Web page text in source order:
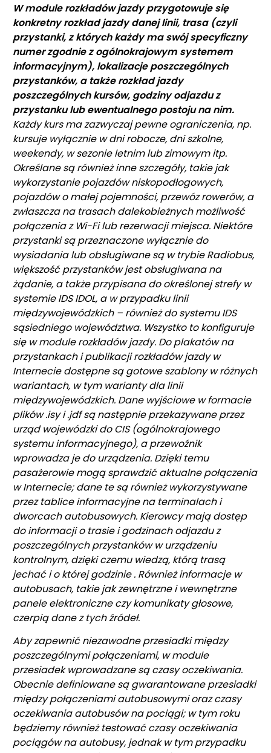
W module rozkładów jazdy przygotowuje się
konkretny rozkład jazdy danej linii, trasa (czyli
przystanki, z których każdy ma swój specyficzny
numer zgodnie z ogólnokrajowym systemem
informacyjnym), lokalizacje poszczególnych
przystanków, a także rozkład jazdy
poszczególnych kursów, godziny odjazdu z
przystanku lub ewentualnego postoju na nim.
Każdy kurs ma zazwyczaj pewne ograniczenia, np.
kursuje wyłącznie w dni robocze, dni szkolne,
weekendy, w sezonie letnim lub zimowym itp.
Określane są również inne szczegóły, takie jak
wykorzystanie pojazdów niskopodłogowych,
pojazdów o małej pojemności, przewóz rowerów, a
zwłaszcza na trasach dalekobieżnych możliwość
połączenia z Wi-Fi lub rezerwacji miejsca. Niektóre
przystanki są przeznaczone wyłącznie do
wysiadania lub obsługiwane są w trybie Radiobus,
większość przystanków jest obsługiwana na
żądanie, a także przypisana do określonej strefy w
systemie IDS IDOL, a w przypadku linii
międzywojewódzkich – również do systemu IDS
sąsiedniego województwa. Wszystko to konfiguruje
się w module rozkładów jazdy. Do plakatów na
przystankach i publikacji rozkładów jazdy w
Internecie dostępne są gotowe szablony w różnych
wariantach, w tym warianty dla linii
międzywojewódzkich. Dane wyjściowe w formacie
plików .isy i .jdf są następnie przekazywane przez
urząd wojewódzki do CIS (ogólnokrajowego
systemu informacyjnego), a przewoźnik
wprowadza je do urządzenia. Dzięki temu
pasażerowie mogą sprawdzić aktualne połączenia
w Internecie; dane te są również wykorzystywane
przez tablice informacyjne na terminalach i
dworcach autobusowych. Kierowcy mają dostęp
do informacji o trasie i godzinach odjazdu z
poszczególnych przystanków w urządzeniu
kontrolnym, dzięki czemu wiedzą, którą trasą
jechać i o której godzinie. Również informacje w
autobusach, takie jak zewnętrzne i wewnętrzne
panele elektroniczne czy komunikaty głosowe,
czerpią dane z tych źródeł.
Aby zapewnić niezawodne przesiadki między
poszczególnymi połączeniami, w module
przesiadek wprowadzane są czasy oczekiwania.
Obecnie definiowane są gwarantowane przesiadki
między połączeniami autobusowymi oraz czasy
oczekiwania autobusów na pociągi; w tym roku
będziemy również testować czasy oczekiwania
pociągów na autobusy, jednak w tym przypadku